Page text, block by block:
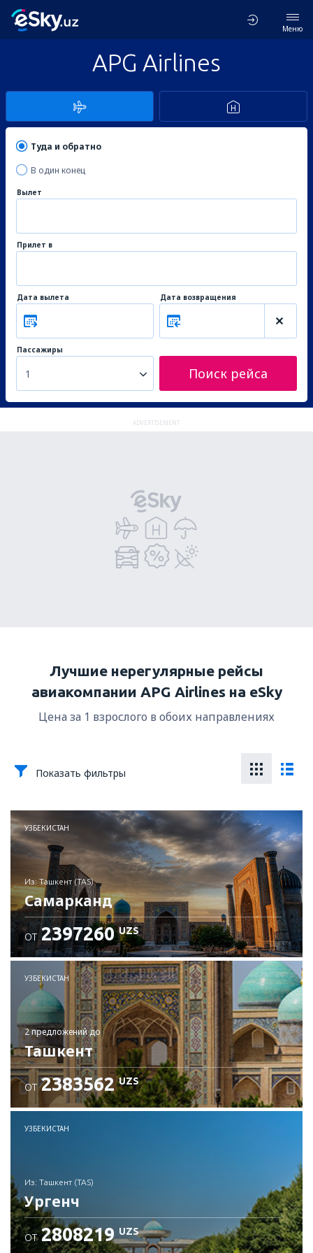
Меню
APG Airlines
Туда и обратно
В один конец
Вылет
Прилет в
Дата вылета Дата возвращения
Пассажиры
1 Поиск рейса
ADVERTISEMENT
Лучшие нерегулярные рейсы
авиакомпании APG Airlines на eSky
Цена за 1 взрослого в обоих направлениях
Показать фильтры
УЗБЕКИСТАН
из: Ташкент (TAS)
Самарканд
Проверьте подробности
ОТ 2397260 UZS
УЗБЕКИСТАН
2 предложенийдо
Ташкент
ОТ 2383562 UZS
УЗБЕКИСТАН
из: Ташкент (TAS)
Ургенч
ОТ 2808219 UZS